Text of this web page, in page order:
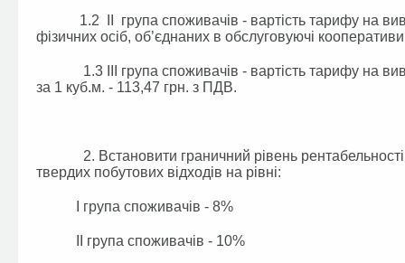
1.2 ІІ група споживачів - вартість тарифу на
фізичних осіб, об’єднаних в обслуговуючі
1.3 ІІІ група споживачів - вартість тарифу на
за 1 куб.м. - 113,47 грн. з ПДВ.
2. Встановити граничний рівень рентабельності
твердих побутових відходів на рівні:
І група споживачів - 8%
ІІ група споживачів - 10%